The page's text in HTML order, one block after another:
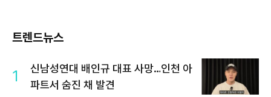
트렌드뉴스
1
신남성연대 배인규 대표 사망…인천 아
파트서 숨진 채 발견